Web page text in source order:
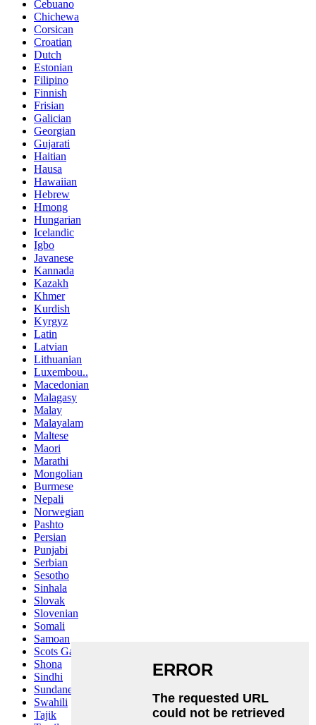
Cebuano
Chichewa
Corsican
Croatian
Dutch
Estonian
Filipino
Finnish
Frisian
Galician
Georgian
Gujarati
Haitian
Hausa
Hawaiian
Hebrew
Hmong
Hungarian
Icelandic
Igbo
Javanese
Kannada
Kazakh
Khmer
Kurdish
Kyrgyz
Latin
Latvian
Lithuanian
Luxembou..
Macedonian
Malagasy
Malay
Malayalam
Maltese
Maori
Marathi
Mongolian
Burmese
Nepali
Norwegian
Pashto
Persian
Punjabi
Serbian
Sesotho
Sinhala
Slovak
Slovenian
Somali
Samoan
Scots Gaelic
Shona
Sindhi
Sundanese
Swahili
Tajik